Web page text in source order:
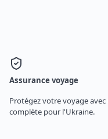
Assurance voyage
Protégez votre voyage
complète pour l'Ukraine.